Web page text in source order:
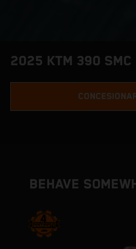
2025 KTM 390 SMC
BEHAVE